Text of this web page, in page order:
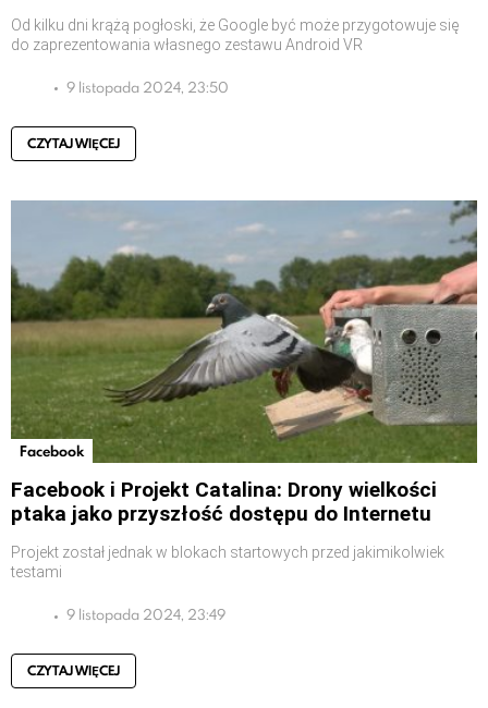
Od kilku dni krążą pogłoski, że Google być może przygotowuje się
do zaprezentowania własnego zestawu Android VR
9 listopada 2024, 23:50
CZYTAJ WIĘCEJ
Facebook
Facebook i Projekt Catalina: Drony wielkości
ptaka jako przyszłość dostępu do Internetu
Projekt został jednak w blokach startowych przed jakimikolwiek
testami
9 listopada 2024, 23:49
CZYTAJ WIĘCEJ